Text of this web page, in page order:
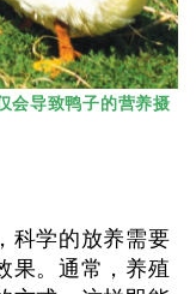
会导致鸭子的营养摄
科学的放养需要
果。通常，养殖